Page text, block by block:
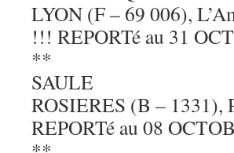
LYON (F – 69 006),
!!! REPORTé au 31
**
SAULE
ROSIERES (B – 1331),
REPORTé au 08